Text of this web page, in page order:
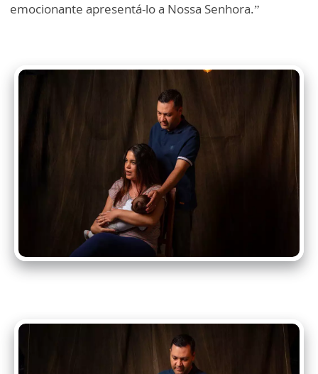
emocionante apresentá-lo a Nossa Senhora.”